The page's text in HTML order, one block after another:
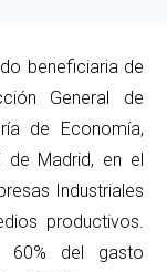
beneficiaria de
General de
de Economía,
de Madrid, en el
Industriales
productivos.
60% del gasto